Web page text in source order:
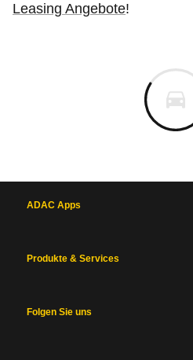
Leasing Angebote!
ADAC Apps
Produkte & Services
Folgen Sie uns